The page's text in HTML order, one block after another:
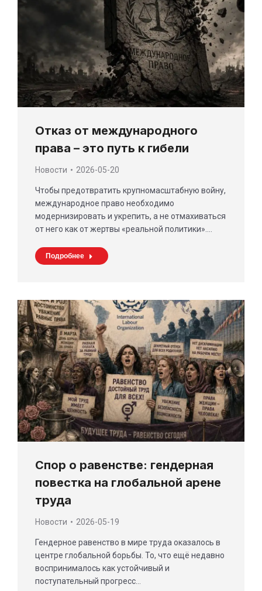
Отказ от международного
права – это путь к гибели
Новости 2026-05-20
Чтобы предотвратить крупномасштабную войну,
международное право необходимо
модернизировать и укрепить, а не отмахиваться
от него как от жертвы «реальной политики».…
Подробнее
Спор о равенстве: гендерная
повестка на глобальной арене
труда
Новости 2026-05-19
Гендерное равенство в мире труда оказалось в
центре глобальной борьбы. То, что ещё недавно
воспринималось как устойчивый и
поступательный прогресс…